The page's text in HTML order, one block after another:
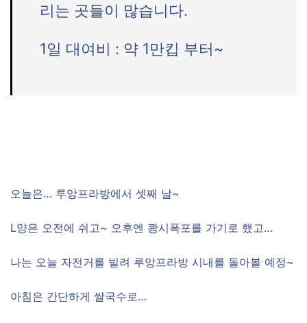
리는 곳들이 많습니다.
1일 대여비 : 약 1만킵 부터~
오늘은… 루앙프라방에서 셋째 날~
L양은 오전에 쉬고~ 오후엔 쾅시폭포를 가기로 했고…
나는 오늘 자전거를 빌려 루앙프라방 시내를 돌아볼 예정~
아침은 간단하게 쌀국수로…